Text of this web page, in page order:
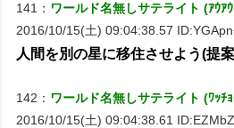
141： ワールド名無しサテライト (ｱｳｱ
2016/10/15(土) 09:04:38.57
人間を別の星に移住させよう(提
142： ワールド名無しサテライト (ﾜｯﾁ
2016/10/15(土) 09:04:38.61